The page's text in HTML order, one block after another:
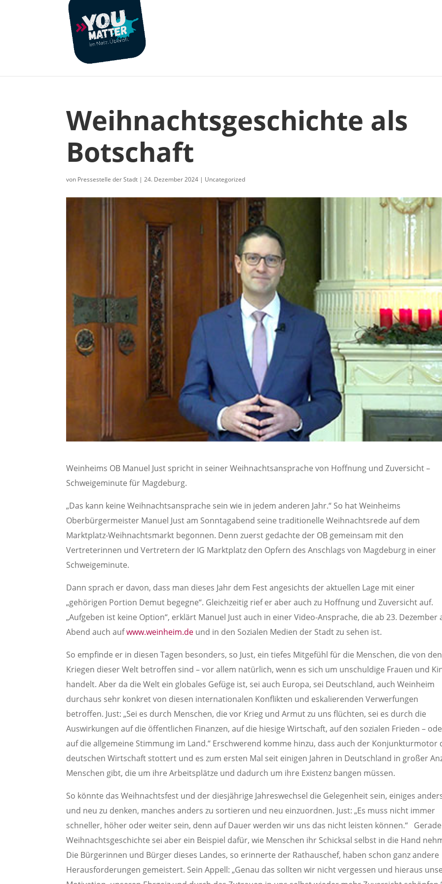
Weihnachtsgeschichte als
Botschaft
von Pressestelle der Stadt |24. Dezember 2024 | Uncategorized
Weinheims OB Manuel Just spricht in seiner Weihnachtsansprache von Hoffnung und Zuversicht –
Schweigeminute für Magdeburg.
„Das kann keine Weihnachtsansprache sein wie in jedem anderen Jahr.“ So hat Weinheims
Oberbürgermeister Manuel Just am Sonntagabend seine traditionelle Weihnachtsrede auf dem
Marktplatz-Weihnachtsmarkt begonnen. Denn zuerst gedachte der OB gemeinsam mit den
Vertreterinnen und Vertretern der IG Marktplatz den Opfern des Anschlags von Magdeburg in einer
Schweigeminute.
Dann sprach er davon, dass man dieses Jahr dem Fest angesichts der aktuellen Lage mit einer
„gehörigen Portion Demut begegne“. Gleichzeitig rief er aber auch zu Hoffnung und Zuversicht auf.
„Aufgeben ist keine Option“, erklärt Manuel Just auch in einer Video-Ansprache, die ab 23. Dezember
Abend auch aufwww.weinheim.de und in den Sozialen Medien der Stadt zu sehen ist.
So empfinde er in diesen Tagen besonders, so Just, ein tiefes Mitgefühl für die Menschen, die von den
Kriegen dieser Welt betroffen sind – vor allem natürlich, wenn es sich um unschuldige Frauen und
handelt. Aber da die Welt ein globales Gefüge ist, sei auch Europa, sei Deutschland, auch Weinheim
durchaus sehr konkret von diesen internationalen Konflikten und eskalierenden Verwerfungen
betroffen. Just: „Sei es durch Menschen, die vor Krieg und Armut zu uns flüchten, sei es durch die
Auswirkungen auf die öffentlichen Finanzen, auf die hiesige Wirtschaft, auf den sozialen Frieden –
auf die allgemeine Stimmung im Land.“ Erschwerend komme hinzu, dass auch der Konjunkturmotor
deutschen Wirtschaft stottert und es zum ersten Mal seit einigen Jahren in Deutschland in großer
Menschen gibt, die um ihre Arbeitsplätze und dadurch um ihre Existenz bangen müssen.
So könnte das Weihnachtsfest und der diesjährige Jahreswechsel die Gelegenheit sein, einiges
und neu zu denken, manches anders zu sortieren und neu einzuordnen. Just: „Es muss nicht immer
schneller, höher oder weiter sein, denn auf Dauer werden wir uns das nicht leisten können.“
Weihnachtsgeschichte sei aber ein Beispiel dafür, wie Menschen ihr Schicksal selbst in die Hand
Die Bürgerinnen und Bürger dieses Landes, so erinnerte der Rathauschef, haben schon ganz andere
Herausforderungen gemeistert. Sein Appell: „Genau das sollten wir nicht vergessen und hieraus